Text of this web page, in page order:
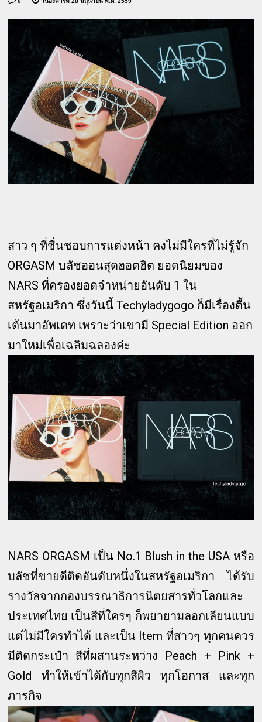
สาว ๆ ที่ชื่นชอบการแต่งหน้า คงไม่มีใครที่ไม่รู้จัก
ORGASM บลัชออนสุดฮอตฮิต ยอดนิยมของ
NARS ที่ครองยอดจำหน่ายอันดับ 1 ใน
สหรัฐอเมริกา ซึ่งวันนี้ Techyladygogo ก็มีเรื่องตื้น
เต้นมาอัพเดท เพราะว่าเขามี Special Edition ออก
มาใหม่เพื่อเฉลิมฉลองค่ะ
NARS ORGASM เป็น No.1 Blush in the USA หรือ
บลัชที่ขายดีติดอันดับหนึ่งในสหรัฐอเมริกา ได้รับ
รางวัลจากกองบรรณาธิการนิตยสารทั่วโลกและ
ประเทศไทย เป็นสีที่ใครๆ ก็พยายามลอกเลียนแบบ
แต่ไม่มีใครทำได้ และเป็น Item ที่สาวๆ ทุกคนควร
มีติดกระเป๋า สีที่ผสานระหว่าง Peach + Pink +
Gold ทำให้เข้าได้กับทุกสีผิว ทุกโอกาส และทุก
ภารกิจ